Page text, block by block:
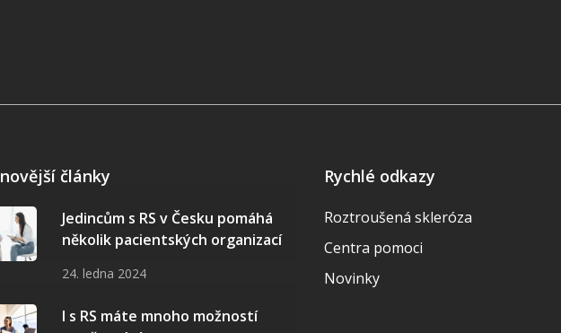
články
Jedincům s RS v Česku pomáhá
několik pacientských organizací
24. ledna 2024
I s RS máte mnoho možností
Rychlé odkazy
Roztroušená skleróza
Centra pomoci
Novinky